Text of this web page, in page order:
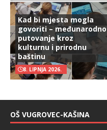
Kad bi mjesta mogla
govoriti – međunarodno
putovanje kroz
kulturnu i prirodnu
baštinu
8. LIPNJA 2026.
OŠ VUGROVEC-KAŠINA